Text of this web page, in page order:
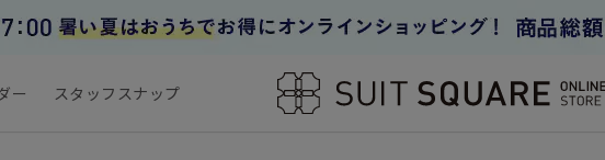
ー スタッフスナップ